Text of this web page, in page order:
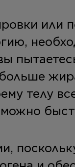
или
телу